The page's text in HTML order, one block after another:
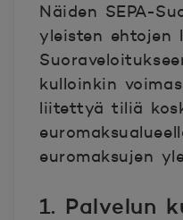
Näiden SEPA-
yleisten ehtojen
kulloinkin
liitettyä tiliä
euromaksujen
1. Palvelun